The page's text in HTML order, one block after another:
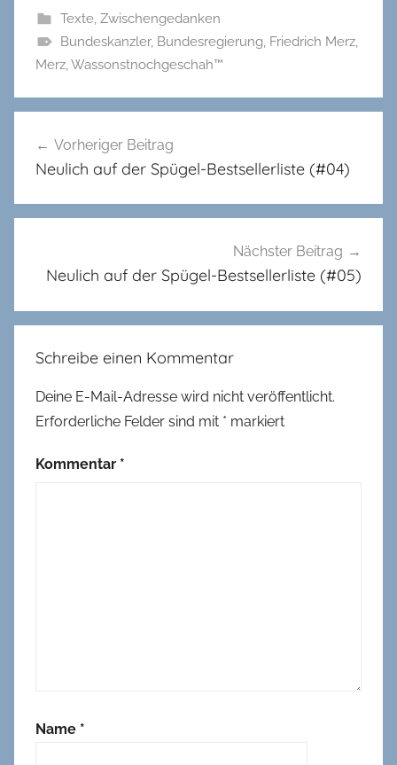
Texte, Zwischengedanken
Bundeskanzler, Bundesregierung Friedrich Merz,
Merz Wassonstnochgeschah™
Vorheriger Beitrag
Neulich auf der Spügel-Bestsellerliste (#04)
Nächster Beitrag
Neulich auf der Spügel-Bestsellerliste (#05)
Schreibe einen Kommentar
Deine E-Mail-Adresse wird nicht veröffentlicht.
Erforderliche Felder sind mit * markiert
Kommentar *
Name *